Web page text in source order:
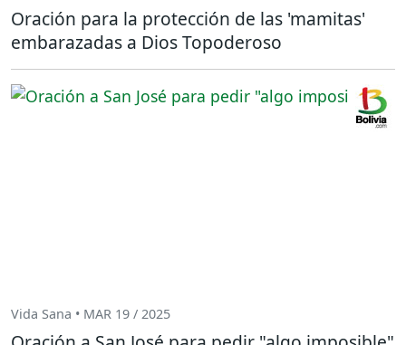
Oración para la protección de las 'mamitas'
embarazadas a Dios Topoderoso
Vida Sana • MAR 19 / 2025